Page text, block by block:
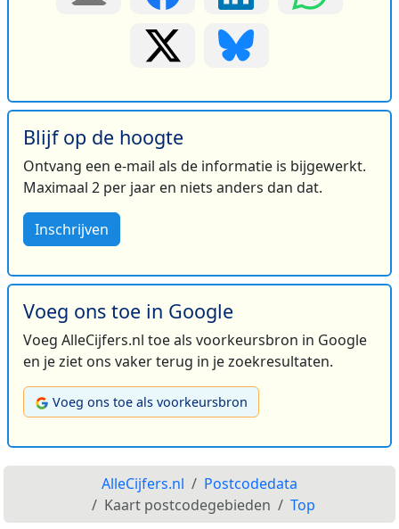
Blijf op de hoogte
Ontvang een e-mail als de informatie is bijgewerkt.
Maximaal 2 per jaar en niets anders dan dat.
Inschrijven
Voeg ons toe in Google
Voeg AlleCijfers.nl toe als voorkeursbron in Google
en je ziet ons vaker terug in je zoekresultaten.
Voeg ons toe als voorkeursbron
AlleCijfers.nl
Postcodedata
Kaart postcodegebieden
Top